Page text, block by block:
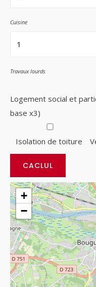
Cuisine
Travaux lourds
Logement social et
base x3)
Isolation de toiture
+
−